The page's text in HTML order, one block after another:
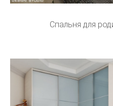
Спальня для